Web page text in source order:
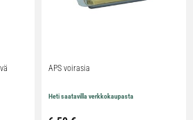
APS voirasia
Heti saatavilla verkkokaupasta